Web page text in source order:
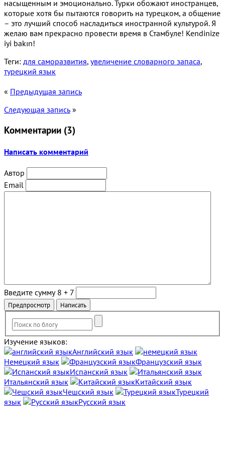
насыщенным и эмоционально. Турки обожают иностранцев,
которые хотя бы пытаются говорить на турецком, а общение
– это лучший способ насладиться иностранной культурой. Я
желаю вам прекрасно провести время в Стамбуле! Kendinize
iyi bakın!
Теги: для саморазвития, увеличение словарного запаса,
турецкий язык
« Предыдущая запись
Следующая запись »
Комментарии (3)
Написать комментарий
Автор
Email
Введите сумму 8 + 7
Изучение языков:
Английский язык
Немецкий язык
Французский язык
Испанский язык
Итальянский язык
Китайский язык
Чешский язык
Турецкий
язык
Русский язык